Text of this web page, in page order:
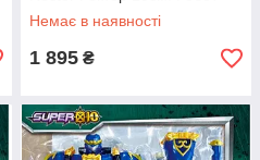
або 2 динозаври Original
Young Toys
Немає в наявності
1 895 ₴